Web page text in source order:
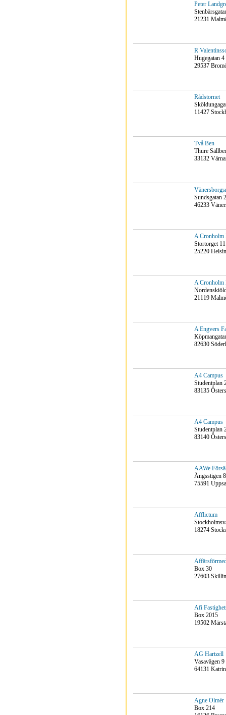
Peter
21231
R
Hugegatan 4
29537
Rådstornet
11427
Två Ben
Thure
33132
Sundsgatan
46233
A Cronholm
Stortorget 11
25220
A Cronholm
21119
A Engvers
82630
A4 Campus
Studentplan
83135
A4 Campus
Studentplan
83140
AAWe
Ängsstigen 8
75591
Afflictum
18274
Box 30
27603
Afi
Box 2015
19502
AG Hartzell
Vasavägen 9
64131
Agne Olmér
Box 214